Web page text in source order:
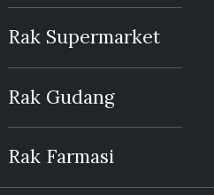
Rak Supermarket
Rak Gudang
Rak Farmasi